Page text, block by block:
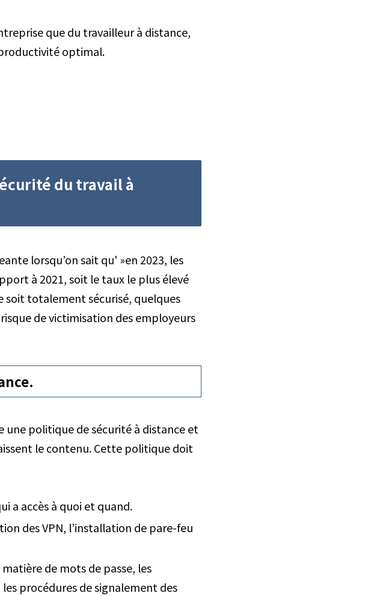
que du travailleur à distance,
optimal.
du travail à
lorsqu’on sait qu' »en 2023, les
à 2021, soit le taux le plus élevé
soit totalement sécurisé, quelques
de victimisation des employeurs
politique de sécurité à distance et
le contenu. Cette politique doit
a accès à quoi et quand.
des VPN, l’installation de pare-feu
de mots de passe, les
procédures de signalement des